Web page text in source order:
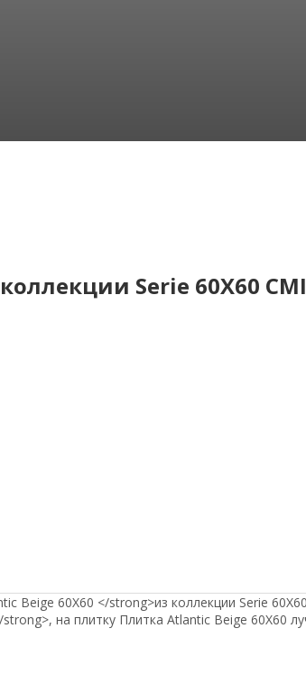
Serie 60X60 CMI
Beige 60Х60 </strong>из коллекции Serie
strong>, на плитку Плитка Atlantic Beige 60Х60